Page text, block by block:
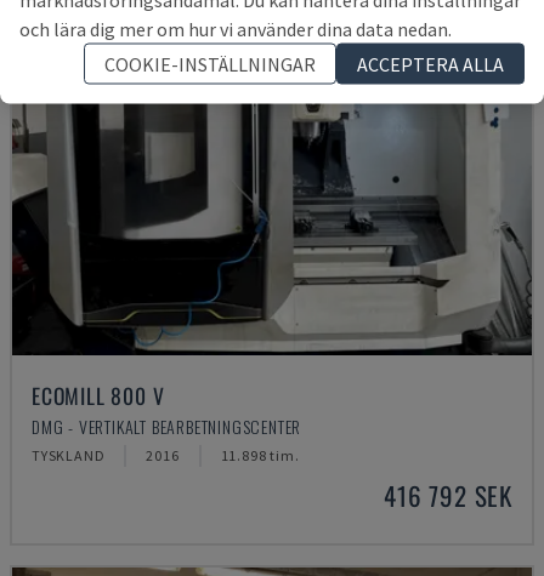
ECOMILL 800 V
DMG - VERTIKALT BEARBETNINGSCENTER
TYSKLAND 2016 11.898 tim.
416 792 SEK
och lära dig mer om hur vi använder dina data nedan.
COOKIE-INSTÄLLNINGAR
ACCEPTERA ALLA